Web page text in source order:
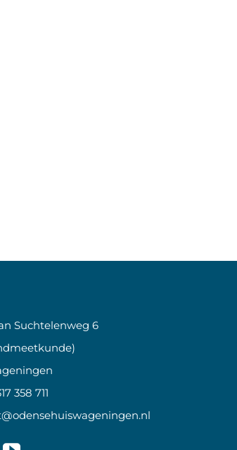
Suchtelenweg 6
358 711